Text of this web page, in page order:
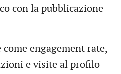
con la pubblicazione
engagement rate,
e visite al profilo